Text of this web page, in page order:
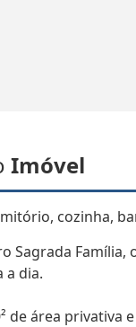
Imóvel
cozinha,
Sagrada
a dia.
de área privativa